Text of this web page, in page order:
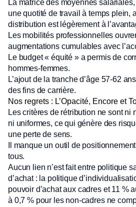
La matrice des moyennes
une quotité de travail à temps plein,
distribution est légèrement à
Les mobilités professionnelles
augmentations cumulables avec
Le budget « équité » a permis de
hommes-femmes.
L’ajout de la tranche d’âge 57-62
des fins de carrière.
Nos regrets : L’Opacité, Encore et
Les critères de rétribution ne sont ni
ni uniformes, ce qui génère des
une perte de sens.
Il manque un outil de
tous.
Aucun lien n’est fait entre politique
d’achat : la politique
pouvoir d’achat aux cadres et 11 %
à 0,7 % pour les non-cadres ne